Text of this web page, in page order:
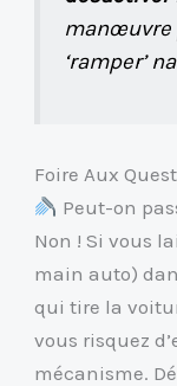
manœuvre
‘ramper’
Foire Aux
Peut-on
Non ! Si vous
main auto)
qui tire la
vous risquez
mécanisme.